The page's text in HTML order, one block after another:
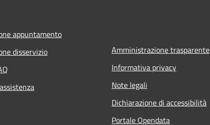
appuntamento
disservizio
Amministrazione trasparente
Informativa privacy
Note legali
Dichiarazione di accessibilità
Portale Opendata